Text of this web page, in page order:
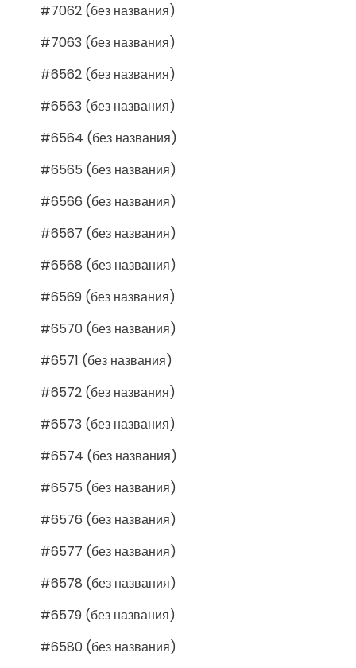
#7062 (без названия)
#7063 (без названия)
#6562 (без названия)
#6563 (без названия)
#6564 (без названия)
#6565 (без названия)
#6566 (без названия)
#6567 (без названия)
#6568 (без названия)
#6569 (без названия)
#6570 (без названия)
#6571 (без названия)
#6572 (без названия)
#6573 (без названия)
#6574 (без названия)
#6575 (без названия)
#6576 (без названия)
#6577 (без названия)
#6578 (без названия)
#6579 (без названия)
#6580 (без названия)